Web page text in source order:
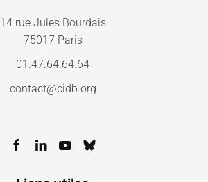
14 rue Jules Bourdais
75017 Paris
01.47.64.64.64
contact@cidb.org